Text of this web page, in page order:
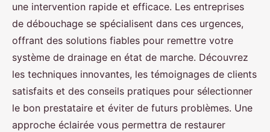
une intervention rapide et efficace. Les entreprises
de débouchage se spécialisent dans ces urgences,
offrant des solutions fiables pour remettre votre
système de drainage en état de marche. Découvrez
les techniques innovantes, les témoignages de clients
satisfaits et des conseils pratiques pour sélectionner
le bon prestataire et éviter de futurs problèmes. Une
approche éclairée vous permettra de restaurer